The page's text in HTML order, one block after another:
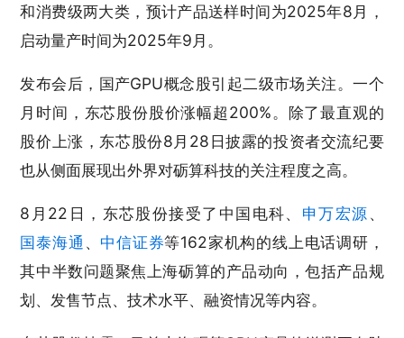
和消费级两大类，预计产品送样时间为2025年8月，
启动量产时间为2025年9月。
发布会后，国产GPU概念股引起二级市场关注。一个
月时间，东芯股份股价涨幅超200%。除了最直观的
股价上涨，东芯股份8月28日披露的投资者交流纪要
也从侧面展现出外界对砺算科技的关注程度之高。
8月22日，东芯股份接受了中国电科、 申万宏源、
国泰海通 、 中信证券等162家机构的线上电话调研，
其中半数问题聚焦上海砺算的产品动向，包括产品规
划、发售节点、技术水平、融资情况等内容。